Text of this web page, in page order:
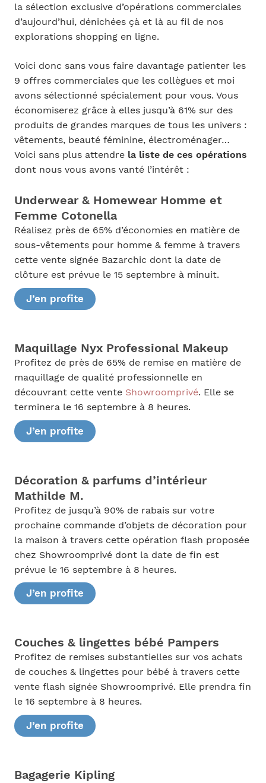
la sélection exclusive d’opérations commerciales
d’aujourd’hui, dénichées çà et là au fil de nos
explorations shopping en ligne.
Voici donc sans vous faire davantage patienter les
9 offres commerciales que les collègues et moi
avons sélectionné spécialement pour vous. Vous
économiserez grâce à elles jusqu’à 61% sur des
produits de grandes marques de tous les univers :
vêtements, beauté féminine, électroménager…
Voici sans plus attendre la liste de ces opérations
dont nous vous avons vanté l’intérêt :
Underwear & Homewear Homme et
Femme Cotonella
Réalisez près de 65% d’économies en matière de
sous-vêtements pour homme & femme à travers
cette vente signée Bazarchic dont la date de
clôture est prévue le 15 septembre à minuit.
J’en profite
Maquillage Nyx Professional Makeup
Profitez de près de 65% de remise en matière de
maquillage de qualité professionnelle en
découvrant cette vente Showroomprivé. Elle se
terminera le 16 septembre à 8 heures.
J’en profite
Décoration & parfums d’intérieur
Mathilde M.
Profitez de jusqu’à 90% de rabais sur votre
prochaine commande d’objets de décoration pour
la maison à travers cette opération flash proposée
chez Showroomprivé dont la date de fin est
prévue le 16 septembre à 8 heures.
J’en profite
Couches & lingettes bébé Pampers
Profitez de remises substantielles sur vos achats
de couches & lingettes pour bébé à travers cette
vente flash signée Showroomprivé. Elle prendra fin
le 16 septembre à 8 heures.
J’en profite
Bagagerie Kipling